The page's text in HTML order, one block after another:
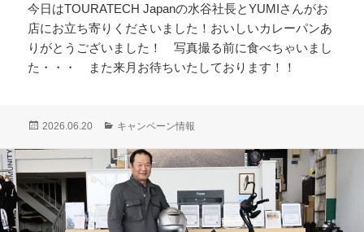
今日はTOURATECH Japanの水谷社長とYUMIさんがお
店にお立ち寄りくださいました！おいしいカレーパンあ
りがとうございました！ 写真撮る前に食べちゃいまし
た・・・ また来月お待ちいたしております！！
投
2026.06.20
カ
ゴ
リ
ー
キャンペーン情報